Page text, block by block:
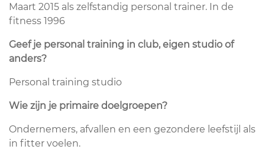
Maart 2015 als zelfstandig personal trainer. In de
fitness 1996
Geef je personal training in club, eigen studio of
anders?
Personal training studio
Wie zijn je primaire doelgroepen?
Ondernemers, afvallen en een gezondere leefstijl als
in fitter voelen.